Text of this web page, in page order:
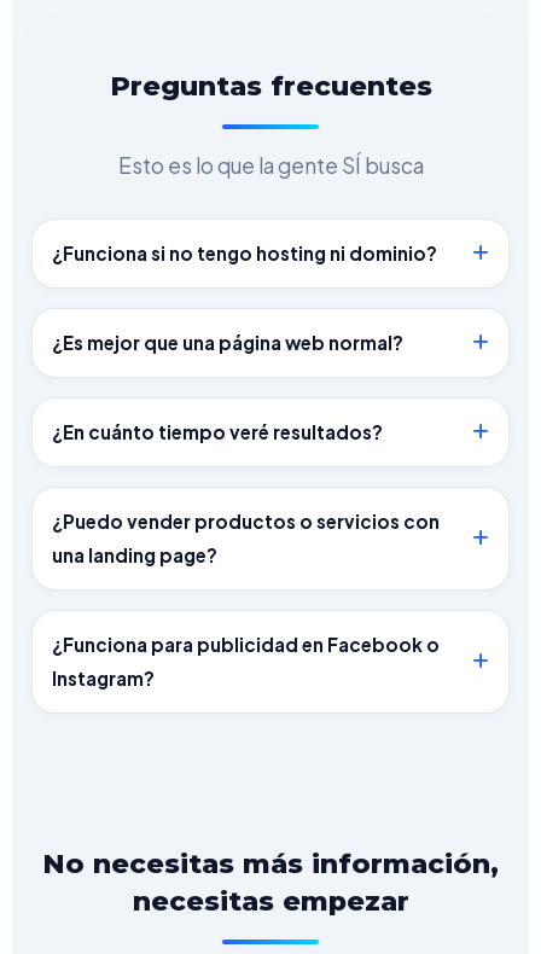
Preguntas frecuentes
Esto es lo que la gente SÍ busca
¿Funciona si no tengo hosting ni dominio?
¡Sí! Nosotros nos encargamos de toda la
parte técnica para que tú solo te
preocupes por atender clientes. Incluye
hosting y dominio.
¿Es mejor que una página web normal?
Para vender un producto o servicio
específico, SÍ. Las webs normales
distraen al usuario con menús y
opciones; la landing page CONVIERTE
con un solo objetivo.
¿En cuánto tiempo veré resultados?
Desde el momento en que lanzamos y
empiezas a promocionarla, los clientes
empezarán a llegar a tu WhatsApp.
Resultados desde el día 1.
¿Puedo vender productos o servicios con
una landing page?
Sí. Las landing pages están diseñadas
justamente para eso: vender productos,
servicios o captar clientes potenciales.
Funciona para todo.
¿Funciona para publicidad en Facebook o
Instagram?
No necesitas más información,
necesitas empezar